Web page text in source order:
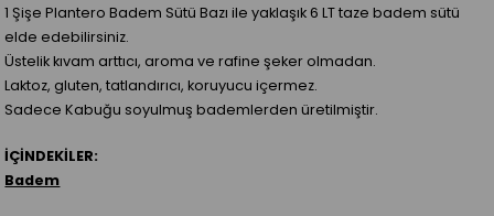
1 Şişe Plantero Badem Sütü Bazı ile yaklaşık 6 LT taze badem sütü
elde edebilirsiniz.
Üstelik kıvam arttıcı, aroma ve rafine şeker olmadan.
Laktoz, gluten, tatlandırıcı, koruyucu içermez.
Sadece Kabuğu soyulmuş bademlerden üretilmiştir.
İÇİNDEKİLER:
Badem